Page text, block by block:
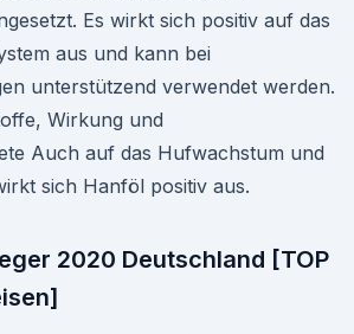
Es wirkt sich positiv auf das
aus und kann bei
unterstützend verwendet werden.
Wirkung und
Auch auf das Hufwachstum und
sich Hanföl positiv aus.
2020 Deutschland [TOP